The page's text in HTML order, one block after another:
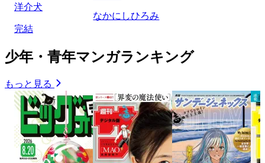
洋介犬
完結
なかにしひろみ
少年・青年マンガランキング
もっと見る